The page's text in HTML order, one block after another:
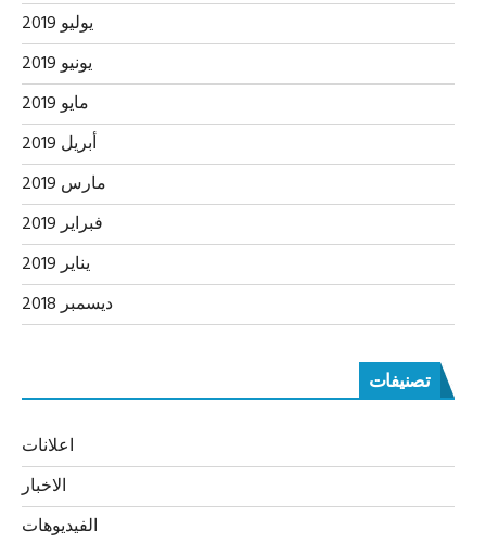
يوليو 2019
يونيو 2019
مايو 2019
أبريل 2019
مارس 2019
فبراير 2019
يناير 2019
ديسمبر 2018
تصنيفات
اعلانات
الاخبار
الفيديوهات